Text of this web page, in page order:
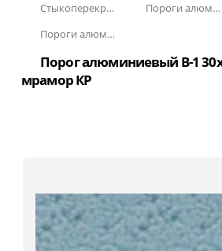
Стыкоперекрывающие алюминиевые пороги
Пороги алюминиевые B-1 30х4,2 мм (скрытый крепеж)
Пороги алюминиевые B-1 30х4,2 мм Крашенные
Порог алюминиевый B-1
мрамор КР